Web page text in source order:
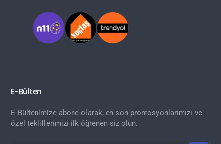
E-Bülten
E-Bültenimize abone olarak, en son promosyonlarımızı ve
özel tekliflerimizi ilk öğrenen siz olun.